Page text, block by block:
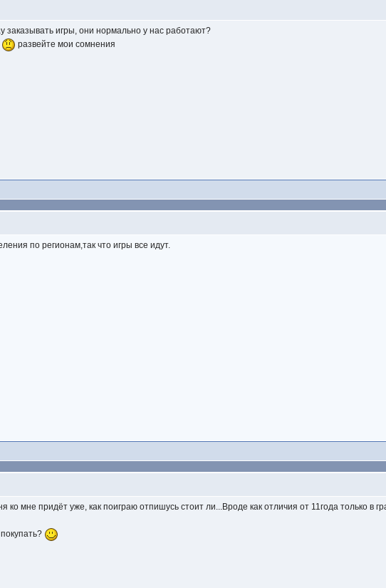
заказывать игры, они нормально у нас работают?
развейте мои сомнения
по регионам,так что игры все идут.
ко мне придёт уже, как поиграю отпишусь стоит ли...Вроде как отличия от 11года только в